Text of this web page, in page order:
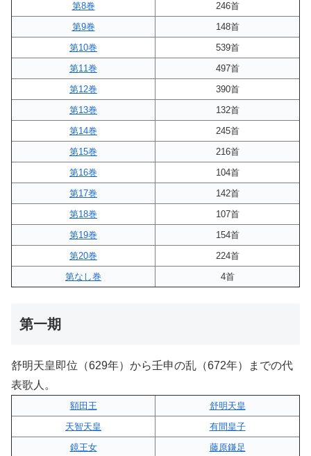
第8巻
246首
第9巻
148首
第10巻
539首
第11巻
497首
第12巻
390首
第13巻
132首
第14巻
245首
第15巻
216首
第16巻
104首
第17巻
142首
第18巻
107首
第19巻
154首
第20巻
224首
第なし巻
4首
第一期
舒明天皇即位（629年）から壬申の乱（672年）までの代
表歌人。
額田王
舒明天皇
天智天皇
有間皇子
鏡王女
藤原鎌足